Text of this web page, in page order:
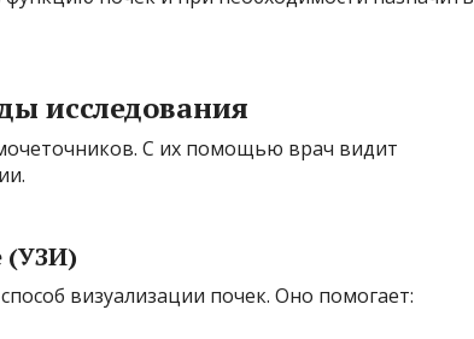
исследования
С их помощью врач видит
(УЗИ)
визуализации почек. Оно помогает: